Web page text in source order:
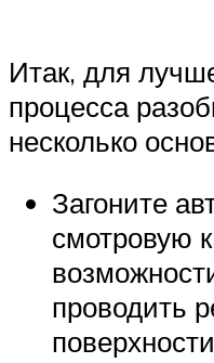
Итак, для
процесса
несколько
Загоните
смотровую
проводить